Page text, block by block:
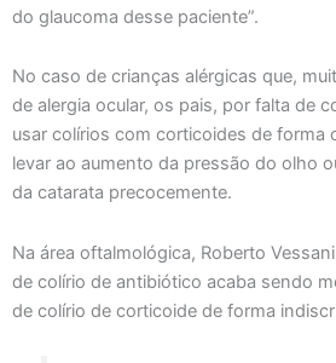
do glaucoma desse paciente”.
No caso de crianças alérgicas que,
de alergia ocular, os pais, por falta de
usar colírios com corticoides de forma
levar ao aumento da pressão do olho
da catarata precocemente.
Na área oftalmológica, Roberto
de colírio de antibiótico acaba sendo
de colírio de corticoide de forma